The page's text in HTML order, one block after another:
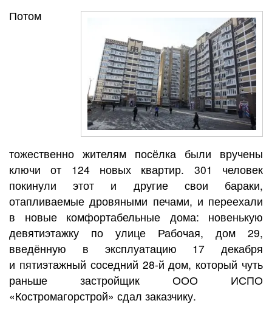
Потом
тожественно жителям посёлка были вручены
ключи от 124 новых квартир. 301 человек
покинули этот и другие свои бараки,
отапливаемые дровяными печами, и переехали
в новые комфортабельные дома: новенькую
девятиэтажку по улице Рабочая, дом 29,
введённую в эксплуатацию 17 декабря
и пятиэтажный соседний 28-й дом, который чуть
раньше застройщик ООО ИСПО
«Костромагорстрой» сдал заказчику.